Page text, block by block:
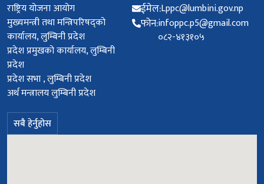
राष्ट्रिय योजना आयोग
मुख्यमन्त्री तथा मन्त्रिपरिषद्को
कार्यालय, लुम्बिनी प्रदेश
प्रदेश प्रमुखको कार्यालय, लुम्बिनी
प्रदेश
प्रदेश सभा , लुम्बिनी प्रदेश
अर्थ मन्त्रालय लुम्बिनी प्रदेश
सबै हेर्नुहोस
ईमेल:Lppc@lumbini.gov.np
फोन:infoppc.p5@gmail.com
०८२-४१३१०५